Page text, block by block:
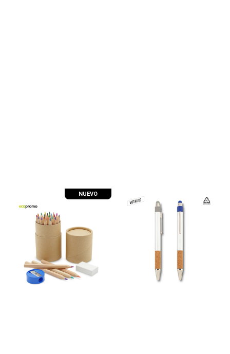
NUEVO